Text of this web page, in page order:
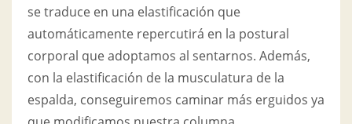
se traduce en una elastificación que
automáticamente repercutirá en la postural
corporal que adoptamos al sentarnos. Además,
con la elastificación de la musculatura de la
espalda, conseguiremos caminar más erguidos ya